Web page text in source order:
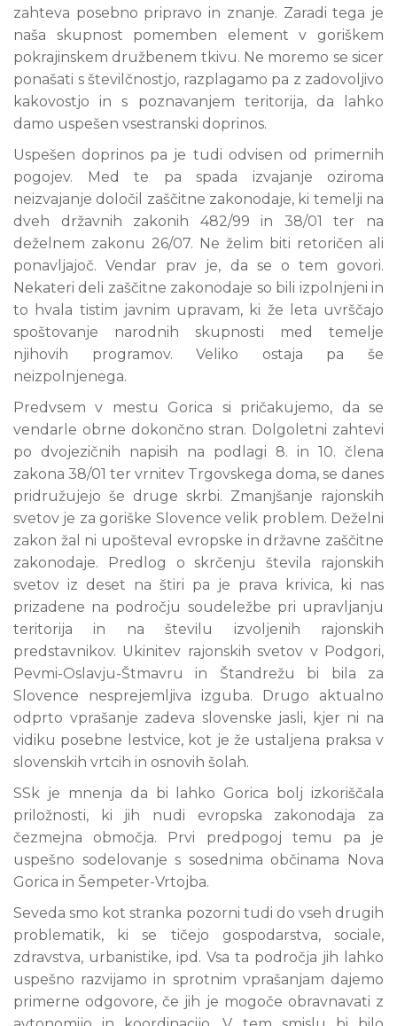
zahteva posebno pripravo in znanje. Zaradi tega je
naša skupnost pomemben element v goriškem
pokrajinskem družbenem tkivu. Ne moremo se sicer
ponašati s številčnostjo, razplagamo pa z zadovoljivo
kakovostjo in s poznavanjem teritorija, da lahko
damo uspešen vsestranski doprinos.
Uspešen doprinos pa je tudi odvisen od primernih
pogojev. Med te pa spada izvajanje oziroma
neizvajanje določil zaščitne zakonodaje, ki temelji na
dveh državnih zakonih 482/99 in 38/01 ter na
deželnem zakonu 26/07. Ne želim biti retoričen ali
ponavljajoč. Vendar prav je, da se o tem govori.
Nekateri deli zaščitne zakonodaje so bili izpolnjeni in
to hvala tistim javnim upravam, ki že leta uvrščajo
spoštovanje narodnih skupnosti med temelje
njihovih programov. Veliko ostaja pa še
neizpolnjenega.
Predvsem v mestu Gorica si pričakujemo, da se
vendarle obrne dokončno stran. Dolgoletni zahtevi
po dvojezičnih napisih na podlagi 8. in 10. člena
zakona 38/01 ter vrnitev Trgovskega doma, se danes
pridružujejo še druge skrbi. Zmanjšanje rajonskih
svetov je za goriške Slovence velik problem. Deželni
zakon žal ni upošteval evropske in državne zaščitne
zakonodaje. Predlog o skrčenju števila rajonskih
svetov iz deset na štiri pa je prava krivica, ki nas
prizadene na področju soudeležbe pri upravljanju
teritorija in na številu izvoljenih rajonskih
predstavnikov. Ukinitev rajonskih svetov v Podgori,
Pevmi-Oslavju-Štmavru in Štandrežu bi bila za
Slovence nesprejemljiva izguba. Drugo aktualno
odprto vprašanje zadeva slovenske jasli, kjer ni na
vidiku posebne lestvice, kot je že ustaljena praksa v
slovenskih vrtcih in osnovih šolah.
SSk je mnenja da bi lahko Gorica bolj izkoriščala
priložnosti, ki jih nudi evropska zakonodaja za
čezmejna območja. Prvi predpogoj temu pa je
uspešno sodelovanje s sosednima občinama Nova
Gorica in Šempeter-Vrtojba.
Seveda smo kot stranka pozorni tudi do vseh drugih
problematik, ki se tičejo gospodarstva, sociale,
zdravstva, urbanistike, ipd. Vsa ta področja jih lahko
uspešno razvijamo in sprotnim vprašanjam dajemo
primerne odgovore, če jih je mogoče obravnavati z